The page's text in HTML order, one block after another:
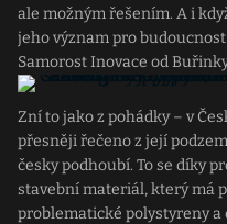
ale možným řešením. A i
jeho význam pro
Samorost Inovace od
Zní to jako z pohádky – v
přesněji řečeno z její
česky podhoubí. To se díky
stavební materiál, který má
problematické polystyreny a